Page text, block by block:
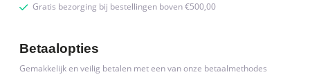
Gratis bezorging bij bestellingen boven €500,00
Betaalopties
Gemakkelijk en veilig betalen met een van onze betaalmethodes